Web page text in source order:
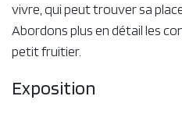
vivre, qui peut trouver sa
Abordons plus en détail les
petit fruitier.
Exposition